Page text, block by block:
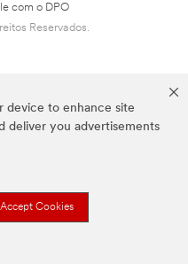
device to enhance site
deliver you advertisements
Accept Cookies
com o DPO
Reservados.
comerciais da 3M.